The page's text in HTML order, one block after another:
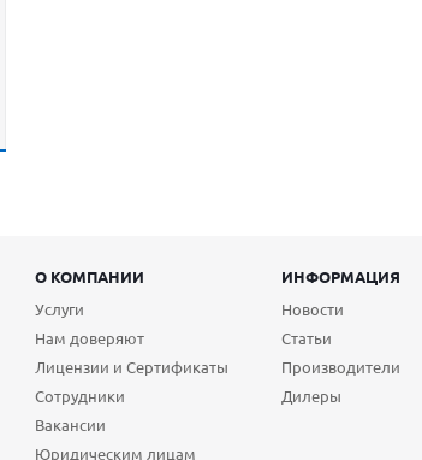
О КОМПАНИИ ИНФОРМАЦИЯ
Услуги
Нам доверяют
Лицензии и Сертификаты
Сотрудники
Вакансии
Юридическим лицам
Новости
Статьи
Производители
Дилеры